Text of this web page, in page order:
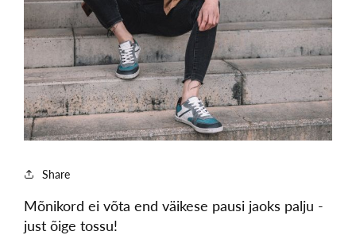
Share
Mõnikord ei võta end väikese pausi jaoks palju -
just õige tossu!